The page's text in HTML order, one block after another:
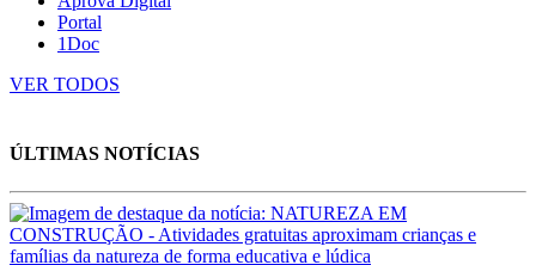
Portal
1Doc
VER TODOS
ÚLTIMAS NOTÍCIAS